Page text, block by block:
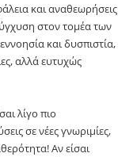
και αναθεωρήσεις
στον τομέα των
και δυσπιστία,
αλλά ευτυχώς
λίγο πιο
σε νέες γνωριμίες,
Αν είσαι